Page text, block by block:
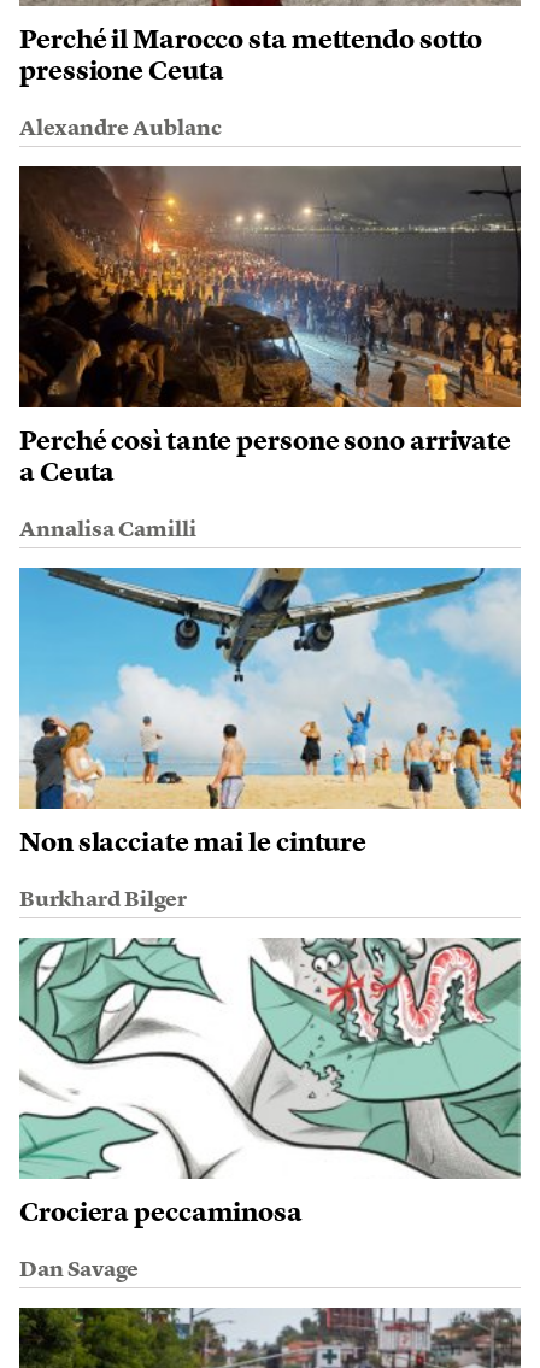
Perché il Marocco sta mettendo sotto
pressione Ceuta
Alexandre Aublanc
Perché così tante persone sono arrivate
a Ceuta
Annalisa Camilli
Non slacciate mai le cinture
Burkhard Bilger
Crociera peccaminosa
Dan Savage